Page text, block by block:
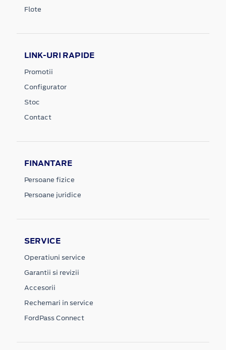
Flote
LINK-URI RAPIDE
Promotii
Configurator
Stoc
Contact
FINANTARE
Persoane fizice
Persoane juridice
SERVICE
Operatiuni service
Garantii si revizii
Accesorii
Rechemari in service
FordPass Connect